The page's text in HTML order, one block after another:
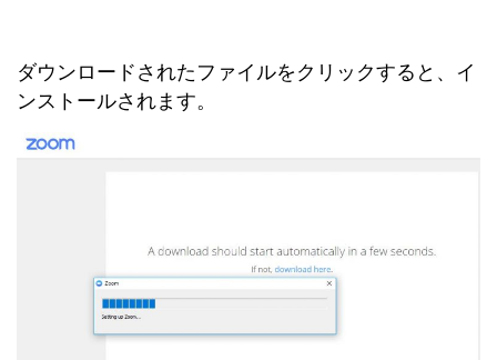
ダウンロードされたファイルをクリックすると、イ
ンストールされます。